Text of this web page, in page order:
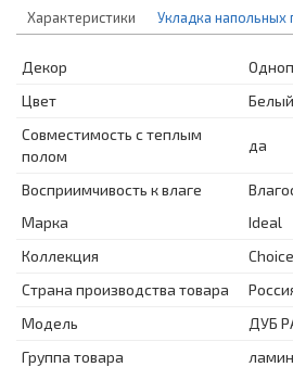
Характеристики Укладка напольных
Декор
Цвет
Белый
Совместимость с теплым
полом
да
Восприимчивость к влаге
Марка
Ideal
Коллекция
Choice
Страна производства товара
Модель
ДУБ
Группа товара